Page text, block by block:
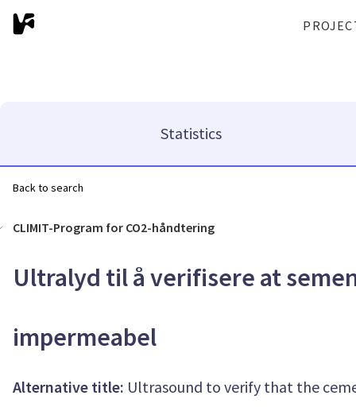
Statistics
Back to search
CLIMIT-Program for CO2-håndtering
Ultralyd til å verifisere at
impermeabel
Alternative title: Ultrasound to verify that the